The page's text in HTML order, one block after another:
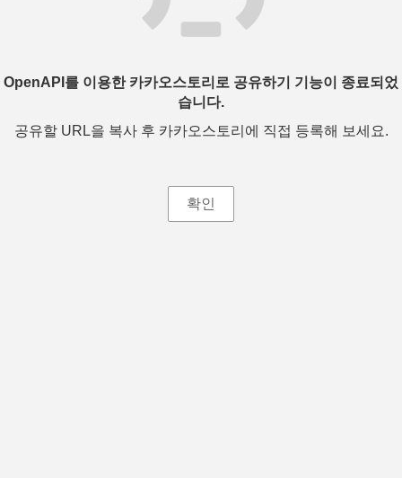
OpenAPI를 이용한 카카오스토리로 공유하기 기능이 종료되었
습니다.
공유할 URL을 복사 후 카카오스토리에 직접 등록해 보세요.
확인